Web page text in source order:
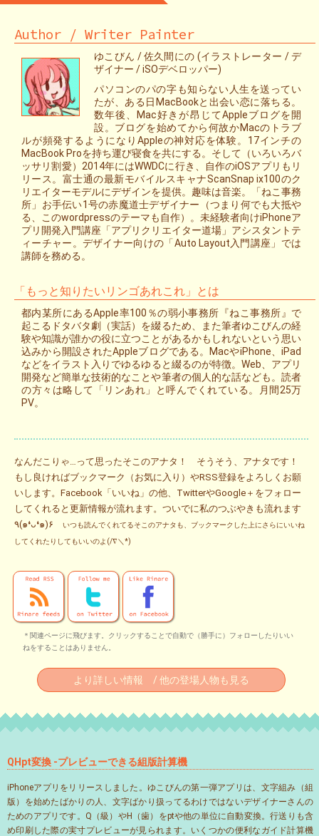
Author / Writer Painter
ゆこびん / 佐久間にの (イラストレーター / デ
ザイナー / iSOデベロッパー)
パソコンのパの字も知らない人生を送ってい
たが、ある日MacBookと出会い恋に落ちる。
数年後、Mac好きが昂じてAppleブログを開
設。ブログを始めてから何故かMacのトラブ
ルが頻発するようになりAppleの神対応を体験。17インチの
MacBook Proを持ち運び寝食を共にする。そして（いろいろバ
ッサリ割愛）2014年にはWWDCに行き、自作のiOSアプリもリ
リース。富士通の最新モバイルスキャナScanSnap ix100のク
リエイターモデルにデザインを提供。趣味は音楽。「ねこ事務
所」お手伝い1号の赤魔道士デザイナー（つまり何でも大抵や
る、このwordpressのテーマも自作）。未経験者向けiPhoneア
プリ開発入門講座「アプリクリエイター道場」アシスタントテ
ィーチャー。デザイナー向けの「Auto Layout入門講座」では
講師を務める。
「もっと知りたいリンゴあれこれ」とは
都内某所にあるApple率100％の弱小事務所『ねこ事務所』で
起こるドタバタ劇（実話）を綴るため、また筆者ゆこびんの経
験や知識が誰かの役に立つことがあるかもしれないという思い
込みから開設されたAppleブログである。MacやiPhone、iPad
などをイラスト入りでゆるゆると綴るのが特徴。Web、アプリ
開発など簡単な技術的なことや筆者の個人的な話なども。読者
の方々は略して「リンあれ」と呼んでくれている。月間25万
PV。
なんだこりゃ…って思ったそこのアナタ！ そうそう、アナタです！
もし良ければブックマーク（お気に入り）やRSS登録をよろしくお願
いします。Facebook「いいね」の他、TwitterやGoogle＋をフォロー
してくれると更新情報が流れます。ついでに私のつぶやきも流れます
٩(๑❛ᴗ❛๑)۶
いつも読んでくれてるそこのアナタも、ブックマークした上にさらにいいね
してくれたりしてもいいのよ(/∇＼*)
＊関連ページに飛びます。クリックすることで自動で（勝手に）フォローしたりいい
ねをすることはありません。
より詳しい情報 / 他の登場人物も見る
QHpt変換 -プレビューできる組版計算機
iPhoneアプリをリリースしました。ゆこびんの第一弾アプリは、文字組み（組
版）を始めたばかりの人、文字ばかり扱ってるわけではないデザイナーさんの
ためのアプリです。Q（級）やH（歯）をptや他の単位に自動変換。行送りも含
め印刷した際の実寸プレビューが見られます。いくつかの便利なガイド計算機